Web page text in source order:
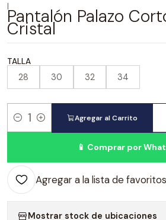
|Pantalón Palazo
Cristal
TALLA
28 30 32 34
Cantidad
Agregar al Carrito
📱 Comprar por
Agregar a la lista de favoritos
Mostrar stock de ubicaciones